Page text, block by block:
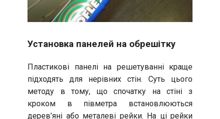
Установка панелей на обрешітку
Пластикові панелі на решетуванні краще
підходять для нерівних стін. Суть цього
методу в тому, що спочатку на стіні з
кроком в півметра встановлюються
дерев’яні або металеві рейки. На ці рейки